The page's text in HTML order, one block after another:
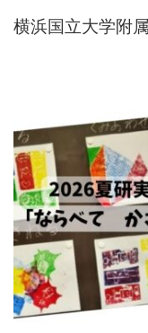
横浜国立大学附